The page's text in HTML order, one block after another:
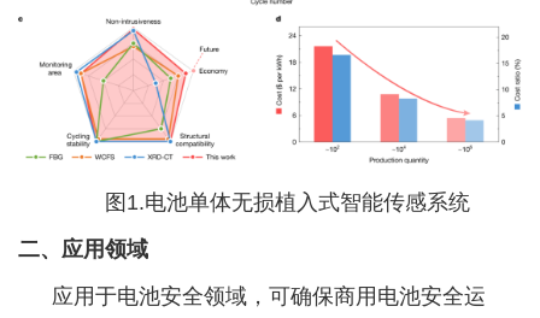
图1.电池单体无损植入式智能传感系统
二、应用领域
应用于电池安全领域，可确保商用电池安全运